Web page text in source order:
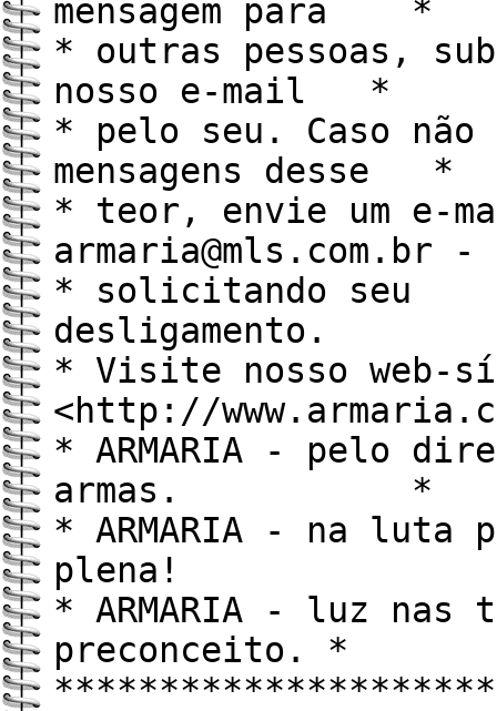
mensagem para *
* outras pessoas,
nosso e-mail *
* pelo seu. Caso
mensagens desse *
* teor, envie um e-
* solicitando seu
* Visite nosso web-
<http://
* ARMARIA - pelo
armas. *
* ARMARIA - na luta
plena!
* ARMARIA - luz nas
preconceito. *